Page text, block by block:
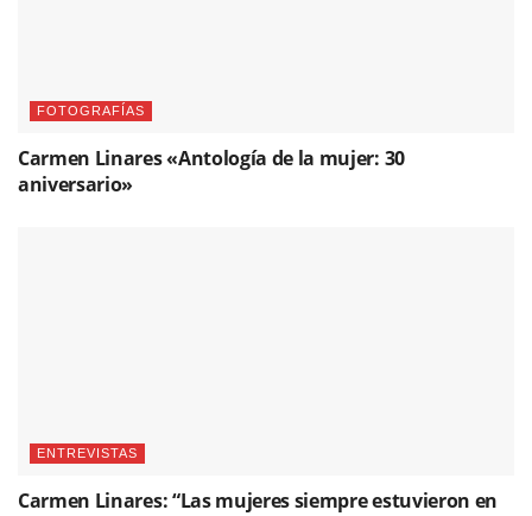
FOTOGRAFÍAS
Carmen Linares «Antología de la mujer: 30
aniversario»
ENTREVISTAS
Carmen Linares: “Las mujeres siempre estuvieron en